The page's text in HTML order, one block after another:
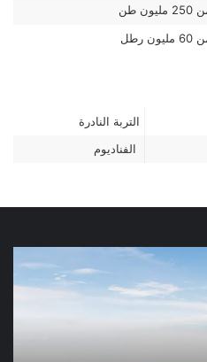
طن
رطل
التربة النادرة
الفنادیوم